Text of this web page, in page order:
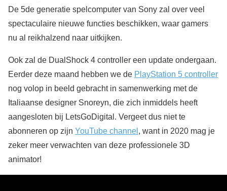
De 5de generatie spelcomputer van Sony zal over veel
spectaculaire nieuwe functies beschikken, waar gamers
nu al reikhalzend naar uitkijken.
Ook zal de DualShock 4 controller een update ondergaan.
Eerder deze maand hebben we de PlayStation 5 controller
nog volop in beeld gebracht in samenwerking met de
Italiaanse designer Snoreyn, die zich inmiddels heeft
aangesloten bij LetsGoDigital. Vergeet dus niet te
abonneren op zijn YouTube channel , want in 2020 mag je
zeker meer verwachten van deze professionele 3D
animator!